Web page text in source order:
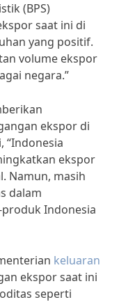
(BPS)
saat ini di
yang positif.
volume ekspor
negara.”
ekspor di
“Indonesia
ekspor
Namun, masih
dalam
Indonesia
keluaran
ekspor saat ini
seperti